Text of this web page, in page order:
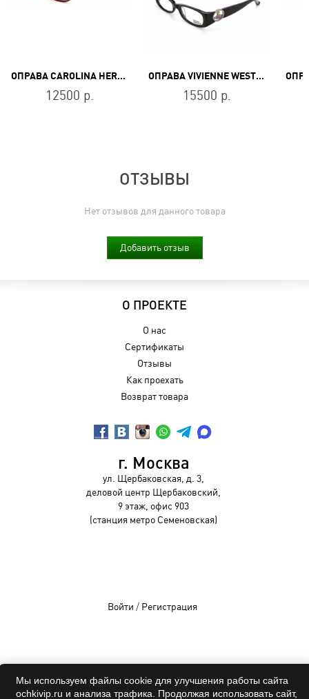
ОПРАВА CAROLINA HERRERA CH 0072 LHF
12500 р.
ОПРАВА VIVIENNE WESTWOOD VW 241 01
15500 р.
ОТЗЫВЫ
Нет отзывов для данного товара
Добавить отзыв
О ПРОЕКТЕ
О нас
Сертификаты
Отзывы
Как проехать
Возврат товара
г. Москва
ул. Щербаковская, д. 3,
деловой центр Щербаковский,
9 этаж, офис 903
(станция метро Семеновская)
Войти / Регистрация
OCHKIVIP 2009-2026©
Все права защищены
Мы используем файлы cookie для улучшения работы сайта
ochkivip.ru и анализа трафика. Продолжая использовать сайт,